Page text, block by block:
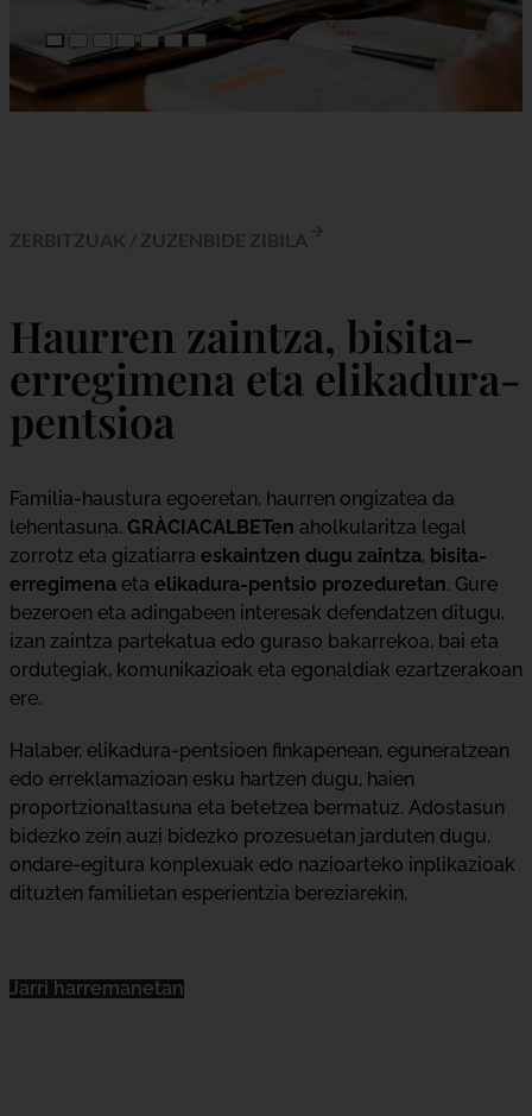
Haurren zaintza, bisita-
erregimena eta elikadura-
pentsioa
Familia-haustura egoeretan, haurren ongizatea da
lehentasuna. GRÀCIACALBETen aholkularitza legal
zorrotz eta gizatiarra eskaintzen dugu zaintza, bisita-
erregimena eta elikadura-pentsio prozeduretan. Gure
bezeroen eta adingabeen interesak defendatzen ditugu,
izan zaintza partekatua edo guraso bakarrekoa, bai eta
ordutegiak, komunikazioak eta egonaldiak ezartzerakoan
ere.
Halaber, elikadura-pentsioen finkapenean, eguneratzean
edo erreklamazioan esku hartzen dugu, haien
proportzionaltasuna eta betetzea bermatuz. Adostasun
bidezko zein auzi bidezko prozesuetan jarduten dugu,
ondare-egitura konplexuak edo nazioarteko inplikazioak
dituzten familietan esperientzia bereziarekin.
Jarri harremanetan